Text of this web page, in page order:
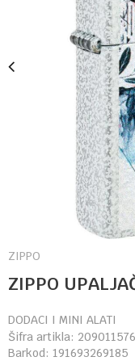
ZIPPO
ZIPPO
DODACI I MINI ALATI
Šifra artikla: 209011576
Barkod: 191693269185